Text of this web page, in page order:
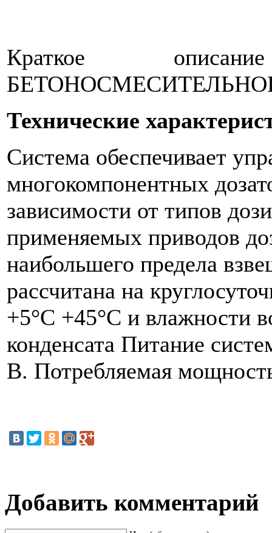
Краткое
Технические
Система обеспечивает
многокомпонентных
зависимости от типов
применяемых приводов
наибольшего предела
рассчитана на
+5°C +45°С и влажности
конденсата Питание
В. Потребляемая
Добавить комментарий